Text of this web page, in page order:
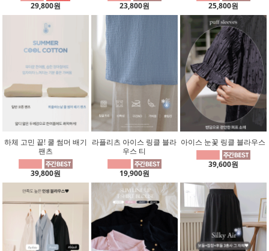
29,800원 23,800원 25,800원
하체 고민 끝! 쿨 썸머 배기
팬츠
39,800원
라플리츠 아이스 링클 블라
우스 티
19,900원
아이스 눈꽃 링클 블라우스
39,600원